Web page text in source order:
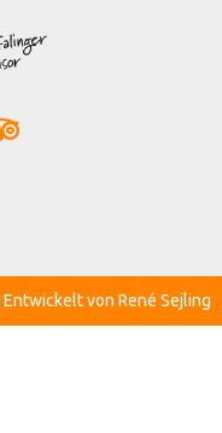
von René Sejling